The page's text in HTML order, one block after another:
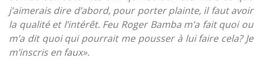
j’aimerais dire d’abord, pour porter plainte, il faut avoir
la qualité et l’intérêt. Feu Roger Bamba m’a fait quoi ou
m’a dit quoi qui pourrait me pousser à lui faire cela? Je
m’inscris en faux».